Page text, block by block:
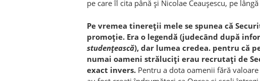
pe care îl cita până și Nicolae Ceaușescu, pe
Pe vremea tinereții mele se spunea că
promoție. Era o legendă (judecând după
studențească), dar lumea credea. pentru că
numai oameni străluciți erau recrutați de
exact invers. Pentru a dota oamenii fără